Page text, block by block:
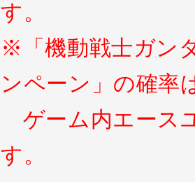
す。
※「機動戦士ガン
ンペーン」の確率
ゲーム内エース
す。